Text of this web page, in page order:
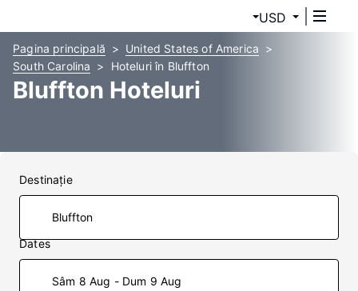
USD
Pagina principală
United States of America
South Carolina
Hoteluri în Bluffton
Bluffton Hoteluri
Destinaţie
Dates
Sâm 8 Aug - Dum 9 Aug